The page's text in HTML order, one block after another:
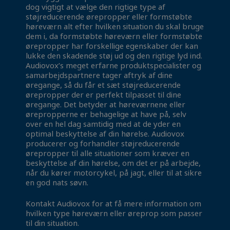
dog vigtigt at vælge den rigtige type af
støjreducerende ørepropper eller formstøbte
høreværn alt efter hvilken situation du skal bruge
dem i, da formstøbte høreværn eller formstøbte
ørepropper har forskellige egenskaber der kan
lukke den skadende støj ud og den rigtige lyd ind.
Audiovox’s meget erfarne produktspecialister og
samarbejdspartnere tager aftryk af dine
øregange, så du får et sæt støjreducerende
ørepropper der er perfekt tilpasset til dine
øregange. Det betyder at høreværnene eller
ørepropperne er behagelige at have på, selv
over en hel dag samtidig med at de yder en
optimal beskyttelse af din hørelse. Audiovox
producerer og forhandler støjreducerende
ørepropper til alle situationer som kræver en
beskyttelse af din hørelse, om det er på arbejde,
når du kører motorcykel, på jagt, eller til at sikre
en god nats søvn.
Kontakt Audiovox for at få mere information om
hvilken type høreværn eller øreprop som passer
til din situation.